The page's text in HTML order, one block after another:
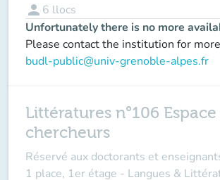
person 6 llocs
Unfortunately there is no more
Please contact the institution for
budl-public@univ-grenoble-alpes.fr
Littératures n°106 Espace
chercheurs
Réservé aux doctorants et
1 place, 1er étage - Langues &